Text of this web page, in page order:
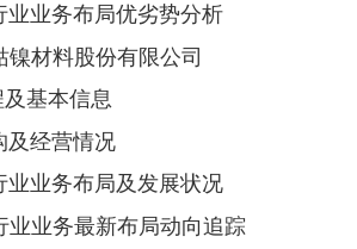
业业务布局优劣势分析
材料股份有限公司
基本信息
及经营情况
业业务布局及发展状况
业业务最新布局动向追踪